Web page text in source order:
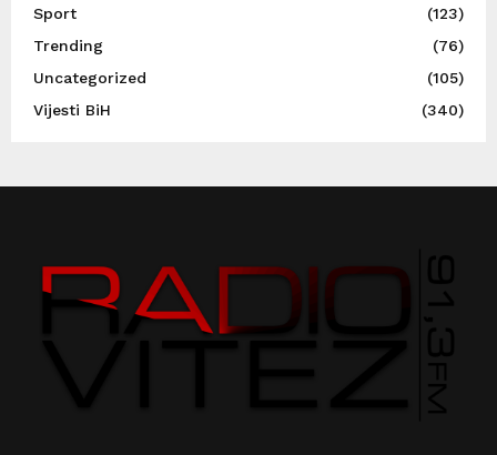
Sport
(123)
Trending
(76)
Uncategorized
(105)
Vijesti BiH
(340)